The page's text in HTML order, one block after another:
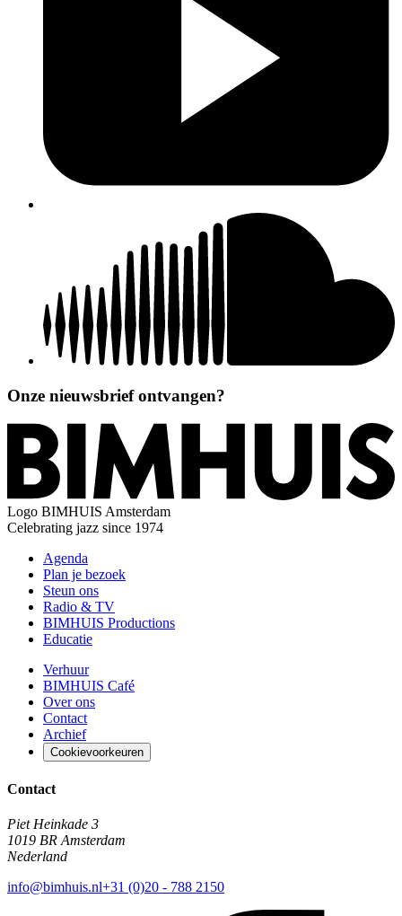
Onze nieuwsbrief ontvangen?
Logo BIMHUIS Amsterdam
Celebrating jazz since 1974
Agenda
Plan je bezoek
Steun ons
Radio & TV
BIMHUIS Productions
Educatie
Verhuur
BIMHUIS Café
Over ons
Contact
Archief
Cookievoorkeuren
Contact
Piet Heinkade 3
1019 BR Amsterdam
Nederland
info@bimhuis.nl+31 (0)20 - 788 2150